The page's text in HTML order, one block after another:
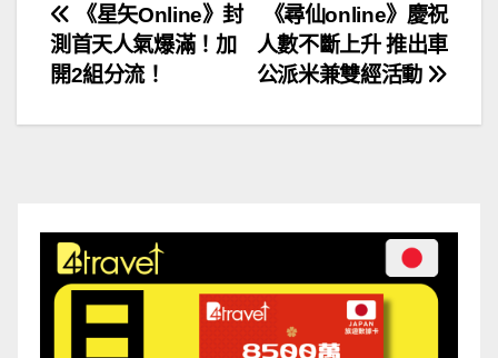
文
章
導
《尋仙online》慶祝
人數不斷上升 推出車
公派米兼雙經活動
《星矢Online》封
測首天人氣爆滿！加
開2組分流！